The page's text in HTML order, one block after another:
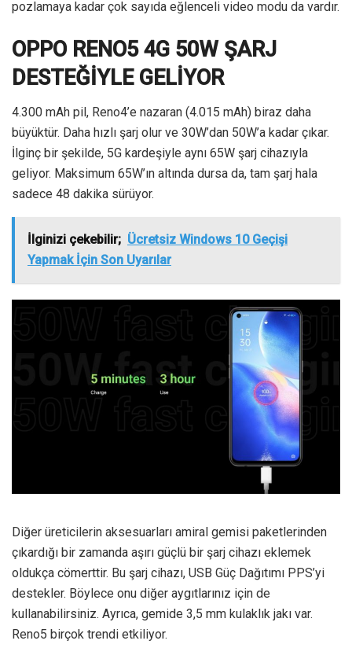
pozlamaya kadar çok sayıda eğlenceli video modu da vardır.
OPPO RENO5 4G 50W ŞARJ
DESTEĞİYLE GELİYOR
4.300 mAh pil, Reno4’e nazaran (4.015 mAh) biraz daha
büyüktür. Daha hızlı şarj olur ve 30W’dan 50W’a kadar çıkar.
İlginç bir şekilde, 5G kardeşiyle aynı 65W şarj cihazıyla
geliyor. Maksimum 65W’ın altında dursa da, tam şarj hala
sadece 48 dakika sürüyor.
İlginizi çekebilir; Ücretsiz Windows 10 Geçişi
Yapmak İçin Son Uyarılar
Diğer üreticilerin aksesuarları amiral gemisi paketlerinden
çıkardığı bir zamanda aşırı güçlü bir şarj cihazı eklemek
oldukça cömerttir. Bu şarj cihazı, USB Güç Dağıtımı PPS’yi
destekler. Böylece onu diğer aygıtlarınız için de
kullanabilirsiniz. Ayrıca, gemide 3,5 mm kulaklık jakı var.
Reno5 birçok trendi etkiliyor.